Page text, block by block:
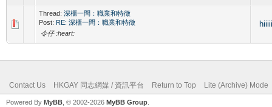
Thread: 深櫃一問：職業和特徵
Post: RE: 深櫃一問：職業和特徵
令仔 :heart:
hiiiii
Contact Us HKGAY 同志網媒 / 資訊平台 Return to Top Lite (Archive) Mode
Powered By MyBB , © 2002-2026 MyBB Group